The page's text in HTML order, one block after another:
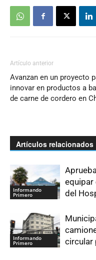
Artículo anterior
Avanzan en un proyecto
innovar en productos a
de carne de cordero en
Artículos relacionados
Informando
Primero
equipar
del
Informando
Primero
circular